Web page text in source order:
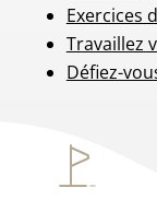
Exercices
Travaillez
Défiez-